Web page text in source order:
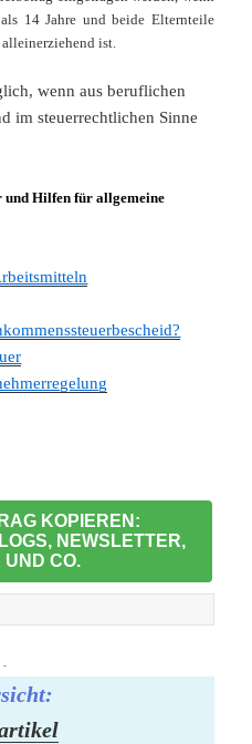
14 Jahre und beide Elternteile
ist.
wenn aus beruflichen
im steuerrechtlichen Sinne
und Hilfen für allgemeine
KOPIEREN:
NEWSLETTER,
UND CO.
-